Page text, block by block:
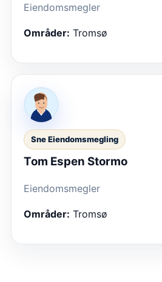
Eiendomsmegler
Områder: Tromsø
Sne Eiendomsmegling
Tom Espen Stormo
Eiendomsmegler
Områder: Tromsø